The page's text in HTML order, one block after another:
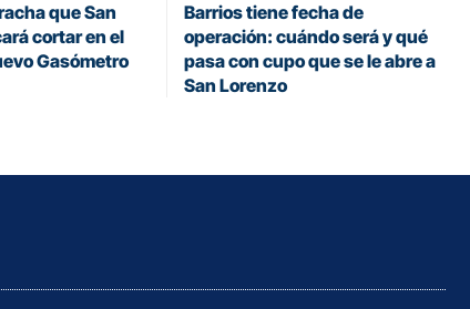
que San
cortar en el
Gasómetro
Barrios tiene fecha de
operación: cuándo será y qué
pasa con cupo que se le abre a
San Lorenzo